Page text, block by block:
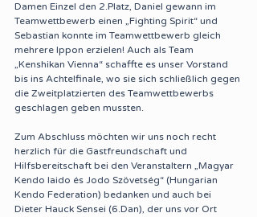
Damen Einzel den 2.Platz, Daniel gewann im
Teamwettbewerb einen „Fighting Spirit“ und
Sebastian konnte im Teamwettbewerb gleich
mehrere Ippon erzielen! Auch als Team
„Kenshikan Vienna“ schaffte es unser Vorstand
bis ins Achtelfinale, wo sie sich schließlich gegen
die Zweitplatzierten des Teamwettbewerbs
geschlagen geben mussten.
Zum Abschluss möchten wir uns noch recht
herzlich für die Gastfreundschaft und
Hilfsbereitschaft bei den Veranstaltern „Magyar
Kendo Iaido és Jodo Szövetség“ (Hungarian
Kendo Federation) bedanken und auch bei
Dieter Hauck Sensei (6.Dan), der uns vor Ort